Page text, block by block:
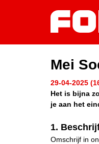
Mei
29-04-2025
Het is bijna
je aan het
1.
Omschrijf in